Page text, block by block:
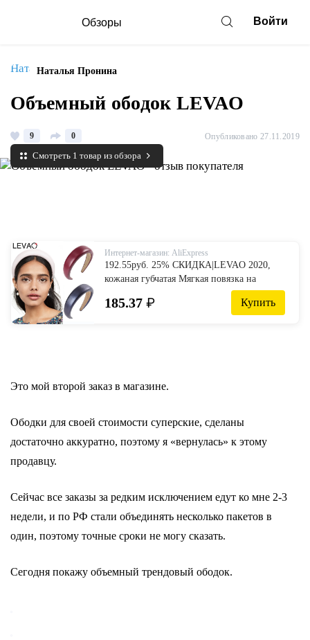
Обзоры Войти
Наталья Пронина
Объемный ободок LEVAO
9 0 Опубликовано 27.11.2019
Смотреть 1 товар из обзора
Интернет-магазин: AliExpress
192.55руб. 25% СКИДКА|LEVAO 2020,
кожаная губчатая Мягкая повязка на
голову, модная резинка для волос, ободок,
тюрбан, элегантные женские аксессуары
185.37 ₽ Купить
Это мой второй заказ в магазине.
Ободки для своей стоимости суперские, сделаны
достаточно аккуратно, поэтому я «вернулась» к этому
продавцу.
Сейчас все заказы за редким исключением едут ко мне 2-3
недели, и по РФ стали объединять несколько пакетов в
один, поэтому точные сроки не могу сказать.
Сегодня покажу объемный трендовый ободок.